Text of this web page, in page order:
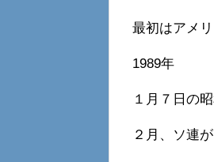
最初はアメ
1989年
１月７日の
２月、ソ連